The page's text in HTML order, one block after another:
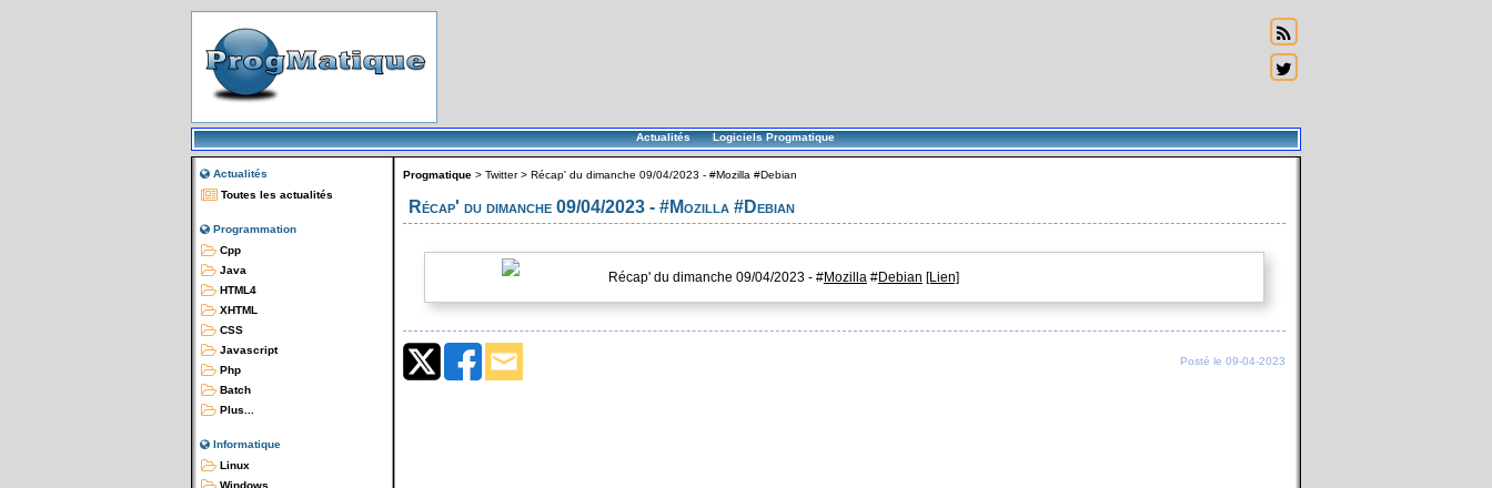
Actualités Logiciels Progmatique
Actualités
Toutes les actualités
Programmation
Cpp
Java
HTML4
XHTML
CSS
Javascript
Php
Batch
Plus...
Informatique
Linux
Windows
Progmatique > Twitter> Récap' du dimanche 09/04/2023 - #Mozilla #Debian
Récap' du dimanche 09/04/2023 - #Mozilla #Debian
Récap' du dimanche 09/04/2023 - #Mozilla#Debian [Lien]
Posté le 09-04-2023